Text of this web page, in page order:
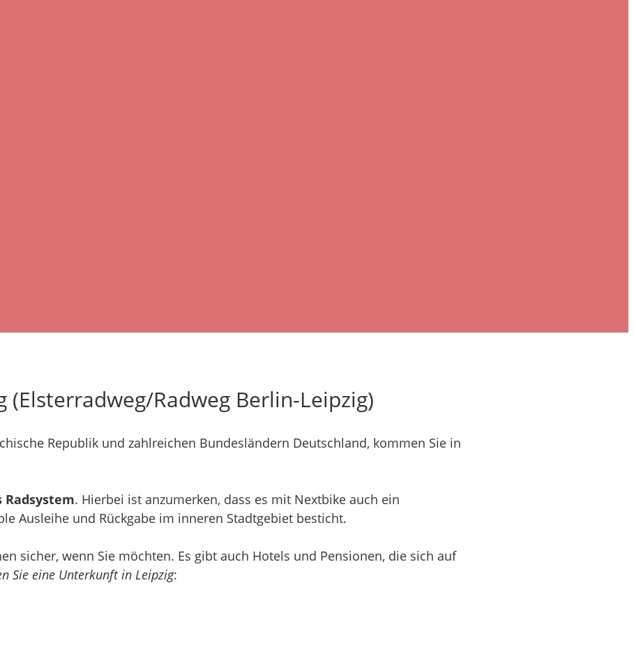
Radweg Berlin-Leipzig)
Republik und zahlreichen Bundesländern Deutschland, kommen Sie in
Radsystem. Hierbei ist anzumerken, dass es mit Nextbike auch ein
Ausleihe und Rückgabe im inneren Stadtgebiet besticht.
sicher, wenn Sie möchten. Es gibt auch Hotels und Pensionen, die sich auf
Sie eine Unterkunft in Leipzig: